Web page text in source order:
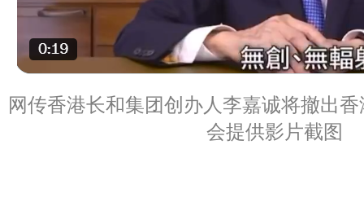
网传香港长和集团创办人李嘉诚将撤出
会提供影片截图